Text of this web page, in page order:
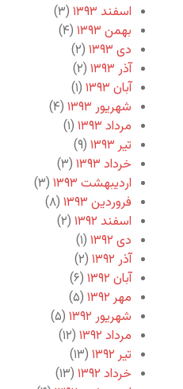
اسفند ۱۳۹۳
(۳)
بهمن ۱۳۹۳
(۴)
دی ۱۳۹۳
(۲)
آذر ۱۳۹۳
(۲)
آبان ۱۳۹۳
(۱)
شهریور ۱۳۹۳
(۴)
مرداد ۱۳۹۳
(۱)
تیر ۱۳۹۳
(۹)
خرداد ۱۳۹۳
(۳)
اردیبهشت ۱۳۹۳
(۳)
فروردین ۱۳۹۳
(۸)
اسفند ۱۳۹۲
(۲)
دی ۱۳۹۲
(۱)
آذر ۱۳۹۲
(۲)
آبان ۱۳۹۲
(۶)
مهر ۱۳۹۲
(۵)
شهریور ۱۳۹۲
(۵)
مرداد ۱۳۹۲
(۱۲)
تیر ۱۳۹۲
(۱۳)
خرداد ۱۳۹۲
(۱۳)